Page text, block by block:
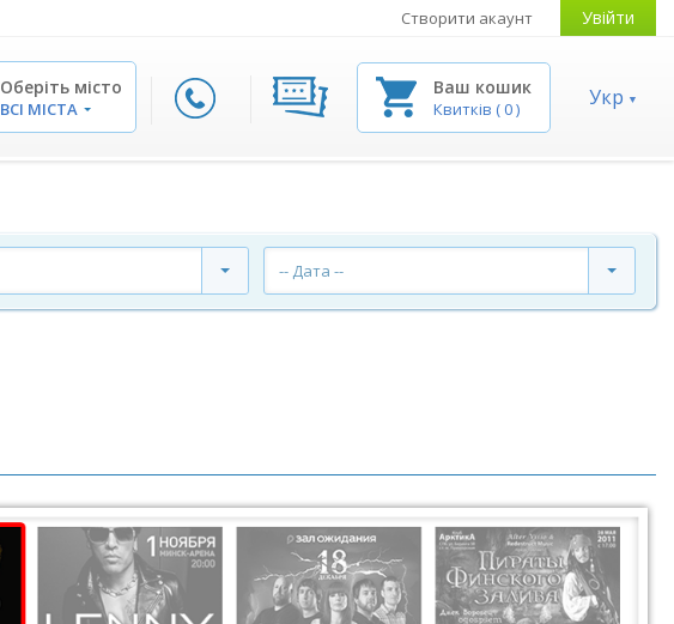
Створити акаунт Увійти
Оберіть місто
ВСІ МІСТА
Ваш кошик
Квитків (0) Укр
-- Дата --